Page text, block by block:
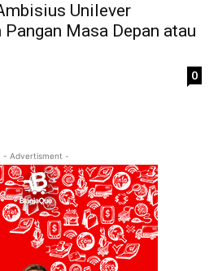
Unilever
Masa Depan atau
0
- Advertisment -